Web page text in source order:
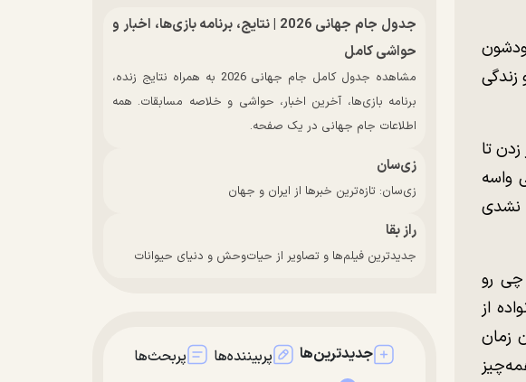
تا
واسه
نشدى
کاربری به نام سینا از زاویه دیگری ماجرا را دیده و نوشته است: «این قسمت پایتخت 7 چی رو
از
زمان
جدول جام جهانی 2026 | نتایج، برنامه بازی‌ها، اخبار و
حواشی کامل
مشاهده جدول کامل جام جهانی 2026 به همراه نتایج زنده،
برنامه بازی‌ها، آخرین اخبار، حواشی و خلاصه مسابقات. همه
اطلاعات جام جهانی در یک صفحه.
زی‌سان
زی‌سان: تازه‌ترین خبرها از ایران و جهان
راز بقا
جدیدترین فیلم‌ها و تصاویر از حیات‌وحش و دنیای حیوانات
جدیدترین‌ها پربیننده‌ها پربحث‌ها